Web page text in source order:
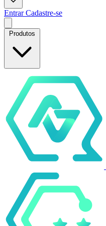
EntrarCadastre-se
Produtos